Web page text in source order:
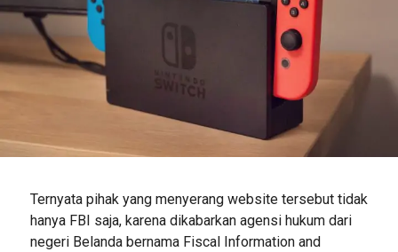
Ternyata pihak yang menyerang website tersebut tidak
hanya FBI saja, karena dikabarkan agensi hukum dari
negeri Belanda bernama Fiscal Information and